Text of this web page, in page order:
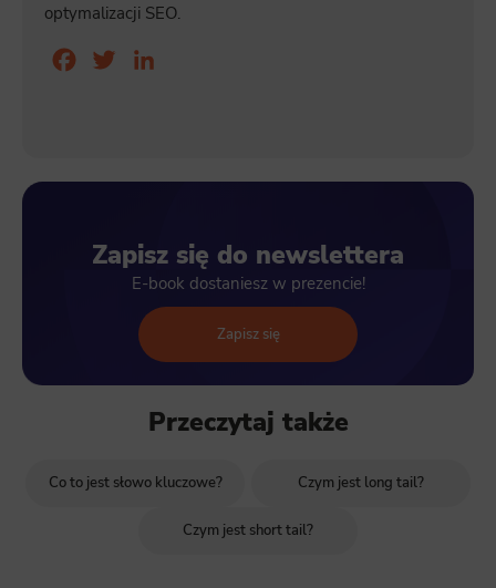
optymalizacji SEO.
Facebook
Twitter
Zapisz się do newslettera
E-book dostaniesz w prezencie!
Zapisz się
Przeczytaj także
Co to jest słowo kluczowe? Czym jest long tail?
Czym jest short tail?